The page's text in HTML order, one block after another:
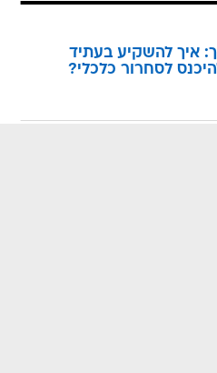
איך להשקיע בעתיד
לסחרור כלכלי?